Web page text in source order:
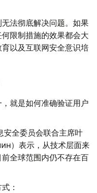
法彻底解决问题。如果
限制措施的效果都会大
以及互联网安全意识培
就是如何准确验证用户
全委员会联合主席叶
）表示，从技术层面来
全球范围内仍不存在百
：